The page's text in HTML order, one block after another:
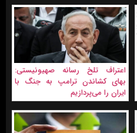
اعتراف تلخ رسانه صهیونیستی:
بهای کشاندن ترامپ به جنگ با
ایران را می‌پردازیم